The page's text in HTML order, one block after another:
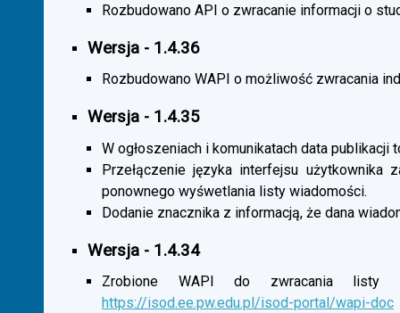
Rozbudowano API o zwracanie informacji o
Wersja - 1.4.36
Rozbudowano WAPI o możliwość zwracania
Wersja - 1.4.35
W ogłoszeniach i komunikatach data
Przełączenie języka interfejsu użytkownika
ponownego wyśwetlania listy wiadomości.
Dodanie znacznika z informacją, że dana
Wersja - 1.4.34
Zrobione WAPI do zwracania listy
https://isod.ee.pw.edu.pl/isod-portal/wapi-doc